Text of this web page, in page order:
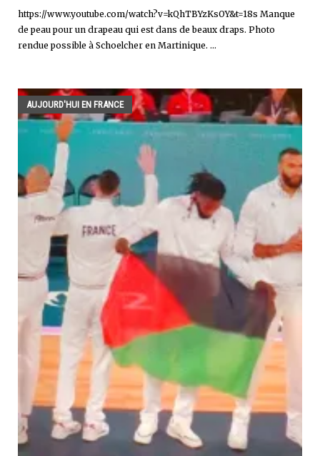
https://www.youtube.com/watch?v=kQhTBYzKsOY&t=18s Manque
de peau pour un drapeau qui est dans de beaux draps. Photo
rendue possible à Schoelcher en Martinique. ...
AUJOURD'HUI EN FRANCE